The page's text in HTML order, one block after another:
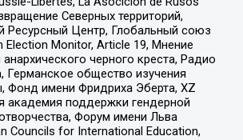
Северных территорий,
Ресурсный Центр, Глобальный союз
Election Monitor, Article 19, Мнение
черного креста, Радио
Германское общество изучения
Фонд имени Фридриха Эберта, XZ
академия поддержки гендерной
Форум имени Льва
Councils for International Education,